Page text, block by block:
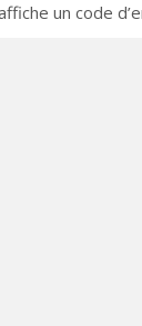
un code